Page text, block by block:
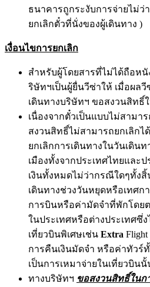
ธนาคารถูกระงับการจ่ายไม่ว่
ยกเลิกตั๋วที่นั่งของผู้เดินทาง )
เงื่อนไขการยกเลิก
สำหรับผู้โดยสารที่ไม่ได้ถือหนั
ริษัทฯเป็นผู้ยื่นวีซ่าให้ เมื่อผล
เดินทางบริษัทฯ ขอสงวนสิท
เนื่องจากตั๋วเป็นแบบไม่สาม
สงวนสิทธิ์ไม่สามารถยกเลิก
ยกเลิกการเดินทางในวันเดิน
เมืองทั้งจากประเทศไทยและ
เงินทั้งหมดไม่ว่ากรณีใดๆทั้ง
เดินทางช่วงวันหยุดหรือเทศ
การบินหรือค่ามัดจำที่พักโดย
ในประเทศหรือต่างประเทศซึ่
เที่ยวบินพิเศษเช่น Extra
การคืนเงินมัดจำ หรือค่าทัวร์
เป็นการเหมาจ่ายในเที่ยวบินนั้
ทางบริษัทฯ ขอสงวนสิทธิ์ในก